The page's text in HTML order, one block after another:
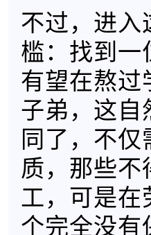
不过，进
槛：找到
有望在熬
子弟，这
同了，不
质，那些
工，可是
个完全没